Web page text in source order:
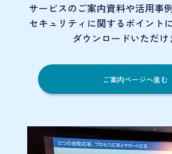
サービスのご案内資料や活用事例
セキュリティに関するポイント
ダウンロードいただけ
ご案内ページへ進む